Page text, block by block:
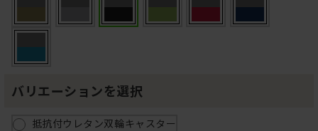
バリエーションを選択
抵抗付ウレタン双輪キャスター